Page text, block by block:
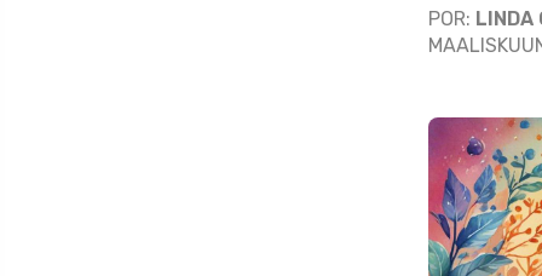
POR: LINDA